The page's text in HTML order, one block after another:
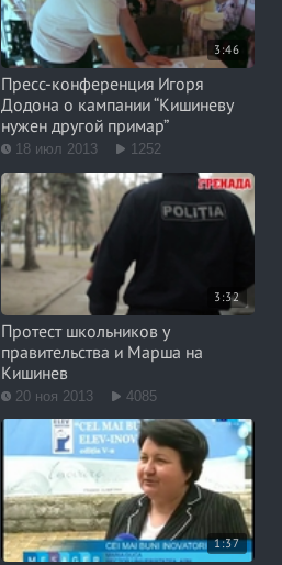
3:46
Пресс-конференция Игоря
Додона о кампании “Кишиневу
нужен другой примар”
18 июл 2013 1252
3:32
Протест школьников у
правительства и Марша на
Кишинев
20 ноя 2013 4085
1:37